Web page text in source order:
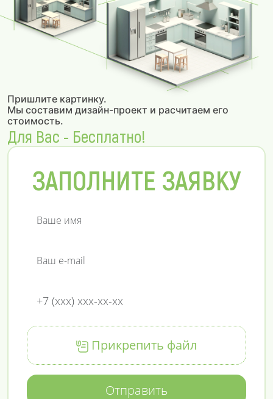
Пришлите картинку.
Мы составим дизайн-проект и расчитаем его
стоимость.
Для Вас - Бесплатно!
ЗАПОЛНИТЕ ЗАЯВКУ
Прикрепить файл
Отправить